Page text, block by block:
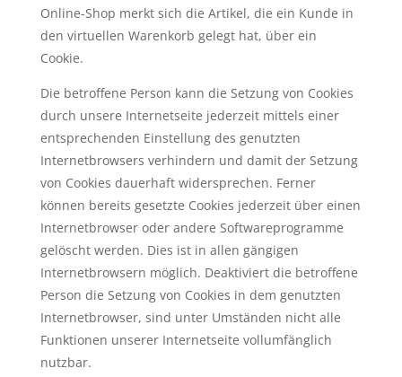
Online-Shop merkt sich die Artikel, die ein Kunde in
den virtuellen Warenkorb gelegt hat, über ein
Cookie.
Die betroffene Person kann die Setzung von Cookies
durch unsere Internetseite jederzeit mittels einer
entsprechenden Einstellung des genutzten
Internetbrowsers verhindern und damit der Setzung
von Cookies dauerhaft widersprechen. Ferner
können bereits gesetzte Cookies jederzeit über einen
Internetbrowser oder andere Softwareprogramme
gelöscht werden. Dies ist in allen gängigen
Internetbrowsern möglich. Deaktiviert die betroffene
Person die Setzung von Cookies in dem genutzten
Internetbrowser, sind unter Umständen nicht alle
Funktionen unserer Internetseite vollumfänglich
nutzbar.